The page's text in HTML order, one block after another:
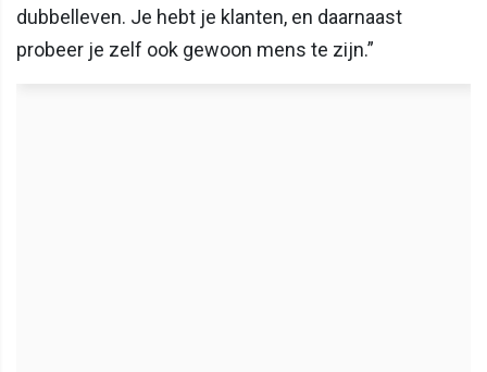
dubbelleven. Je hebt je klanten, en daarnaast
probeer je zelf ook gewoon mens te zijn.”